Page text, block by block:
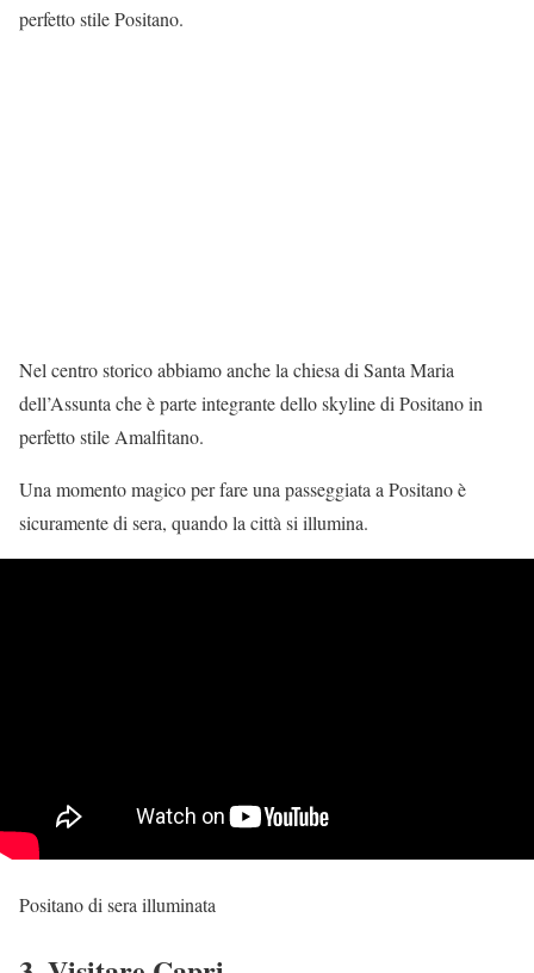
perfetto stile Positano.
Nel centro storico abbiamo anche la chiesa di Santa Maria
dell’Assunta che è parte integrante dello skyline di Positano in
perfetto stile Amalfitano.
Una momento magico per fare una passeggiata a Positano è
sicuramente di sera, quando la città si illumina.
Positano di sera illuminata